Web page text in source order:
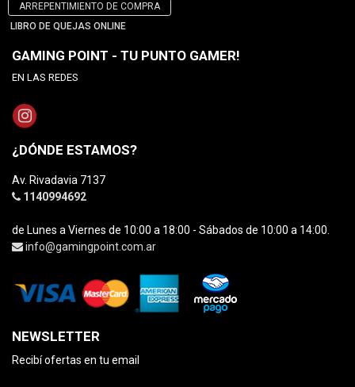
ARREPENTIMIENTO DE COMPRA
LIBRO DE QUEJAS ONLINE
GAMING POINT - TU PUNTO GAMER!
EN LAS REDES
¿DÓNDE ESTAMOS?
Av. Rivadavia 7137
1140994692
de Lunes a Viernes de 10:00 a 18:00 - Sábados de 10:00 a 14:00.
info@gamingpoint.com.ar
NEWSLETTER
Recibí ofertas en tu email